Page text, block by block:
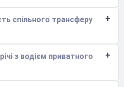
спільного трансферу
з водієм приватного